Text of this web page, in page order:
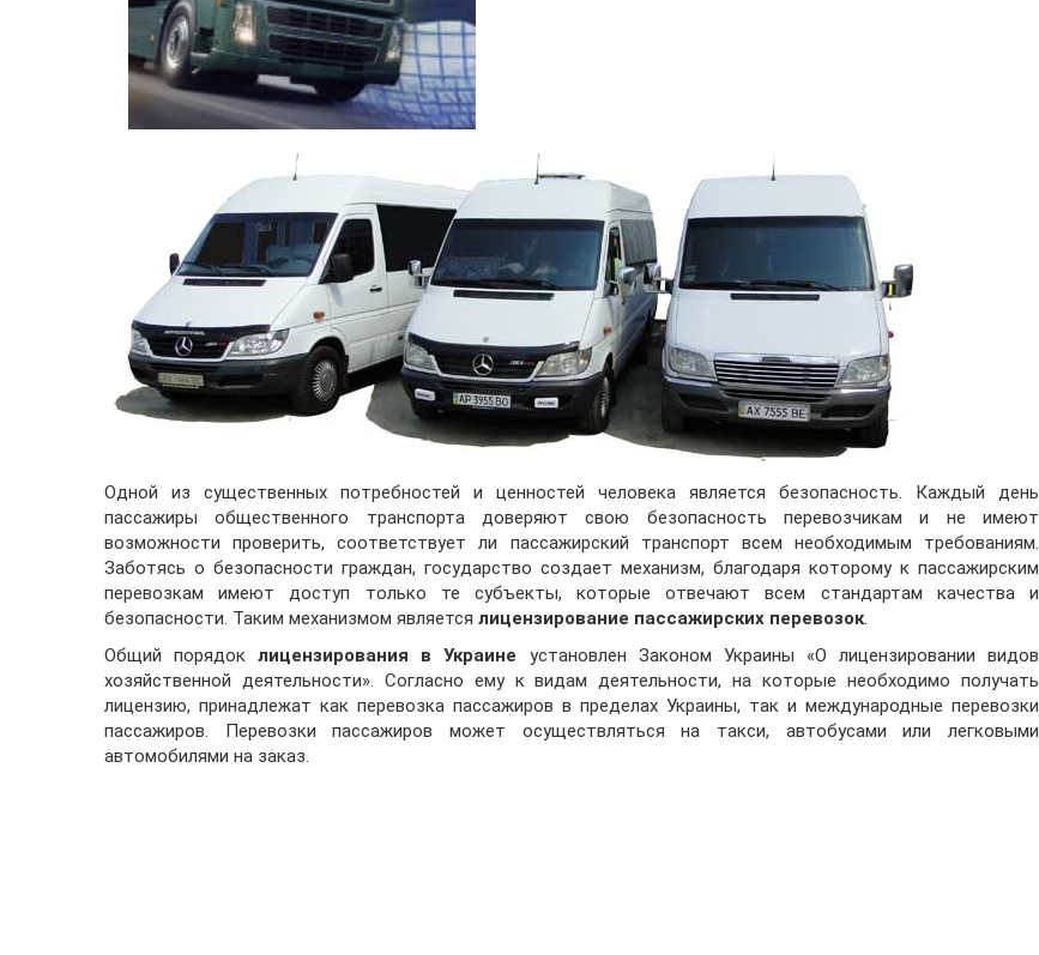
Одной из существенных потребностей и ценностей человека является безопасность. Каждый день
пассажиры общественного транспорта доверяют свою безопасность перевозчикам и не имеют
возможности проверить, соответствует ли пассажирский транспорт всем необходимым требованиям.
Заботясь о безопасности граждан, государство создает механизм, благодаря которому к пассажирским
перевозкам имеют доступ только те субъекты, которые отвечают всем стандартам качества и
безопасности. Таким механизмом является лицензирование пассажирских перевозок.
Общий порядоклицензирования в Украине установлен Законом Украины «О лицензировании видов
хозяйственной деятельности». Согласно ему к видам деятельности, на которые необходимо получать
лицензию, принадлежат как перевозка пассажиров в пределах Украины, так и международные перевозки
пассажиров. Перевозки пассажиров может осуществляться на такси, автобусами или легковыми
автомобилями на заказ.